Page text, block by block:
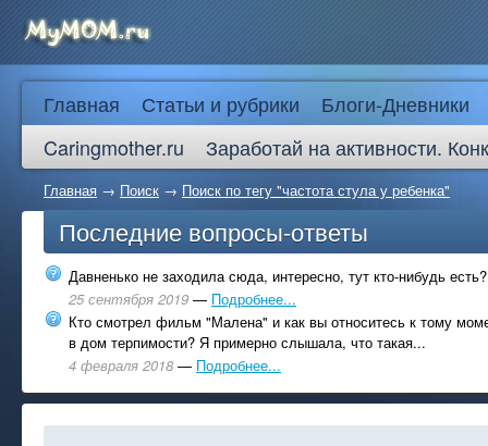
Главная Статьи и рубрики
Блоги-Дневники
Caringmother.ru
Заработай на активности.
Главная → Поиск → Поиск по тегу "частота стула у ребенка"
Последние вопросы-ответы
Давненько не заходила сюда, интересно, тут кто-нибудь есть?
25 сентября 2019 — Подробнее...
Кто смотрел фильм "Малена" и как вы относитесь к тому
в дом терпимости? Я примерно слышала, что такая...
4 февраля 2018 — Подробнее...